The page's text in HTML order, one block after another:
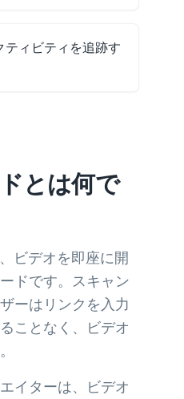
ティビティを追跡す
とは何で
ビデオを即座に開
ドです。スキャン
ーはリンクを入力
ことなく、ビデオ
イターは、ビデオ